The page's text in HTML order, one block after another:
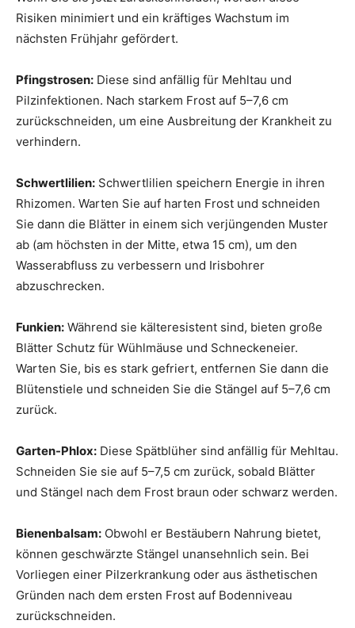
Risiken minimiert und ein kräftiges Wachstum im
nächsten Frühjahr gefördert.
Pfingstrosen: Diese sind anfällig für Mehltau und
Pilzinfektionen. Nach starkem Frost auf 5–7,6 cm
zurückschneiden, um eine Ausbreitung der Krankheit zu
verhindern.
Schwertlilien: Schwertlilien speichern Energie in ihren
Rhizomen. Warten Sie auf harten Frost und schneiden
Sie dann die Blätter in einem sich verjüngenden Muster
ab (am höchsten in der Mitte, etwa 15 cm), um den
Wasserabfluss zu verbessern und Irisbohrer
abzuschrecken.
Funkien: Während sie kälteresistent sind, bieten große
Blätter Schutz für Wühlmäuse und Schneckeneier.
Warten Sie, bis es stark gefriert, entfernen Sie dann die
Blütenstiele und schneiden Sie die Stängel auf 5–7,6 cm
zurück.
Garten-Phlox: Diese Spätblüher sind anfällig für Mehltau.
Schneiden Sie sie auf 5–7,5 cm zurück, sobald Blätter
und Stängel nach dem Frost braun oder schwarz werden.
Bienenbalsam: Obwohl er Bestäubern Nahrung bietet,
können geschwärzte Stängel unansehnlich sein. Bei
Vorliegen einer Pilzerkrankung oder aus ästhetischen
Gründen nach dem ersten Frost auf Bodenniveau
zurückschneiden.